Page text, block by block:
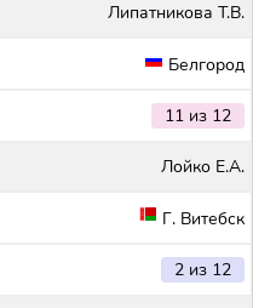
Липатникова Т.В.
Белгород
11 из 12
Лойко Е.А.
Г. Витебск
2 из 12